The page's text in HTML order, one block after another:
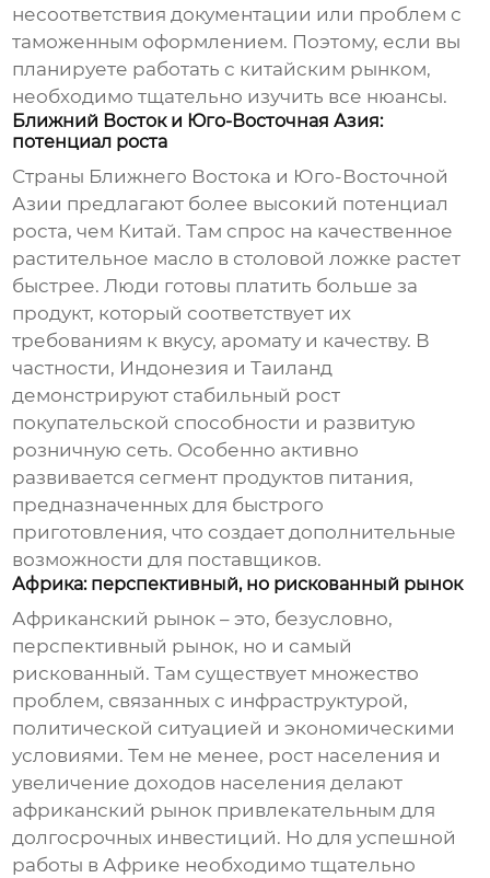
несоответствия документации или проблем с
таможенным оформлением. Поэтому, если вы
планируете работать с китайским рынком,
необходимо тщательно изучить все нюансы.
Ближний Восток и Юго-Восточная Азия:
потенциал роста
Страны Ближнего Востока и Юго-Восточной
Азии предлагают более высокий потенциал
роста, чем Китай. Там спрос на качественное
растительное масло в столовой ложке растет
быстрее. Люди готовы платить больше за
продукт, который соответствует их
требованиям к вкусу, аромату и качеству. В
частности, Индонезия и Таиланд
демонстрируют стабильный рост
покупательской способности и развитую
розничную сеть. Особенно активно
развивается сегмент продуктов питания,
предназначенных для быстрого
приготовления, что создает дополнительные
возможности для поставщиков.
Африка: перспективный, но рискованный рынок
Африканский рынок – это, безусловно,
перспективный рынок, но и самый
рискованный. Там существует множество
проблем, связанных с инфраструктурой,
политической ситуацией и экономическими
условиями. Тем не менее, рост населения и
увеличение доходов населения делают
африканский рынок привлекательным для
долгосрочных инвестиций. Но для успешной
работы в Африке необходимо тщательно